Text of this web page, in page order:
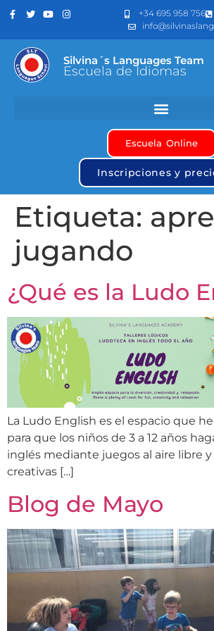
+34 695 958 756
Silvina´s Languages Team
Escuela de Idiomas
Escuela Online
Inscripciones y
Etiqueta:
jugando
¿Qué es la Ludo
La Ludo English es el espacio que
para que los niños de 3 a 12 años
inglés mediante juegos al aire libre
creativas […]
Blog de Mayo